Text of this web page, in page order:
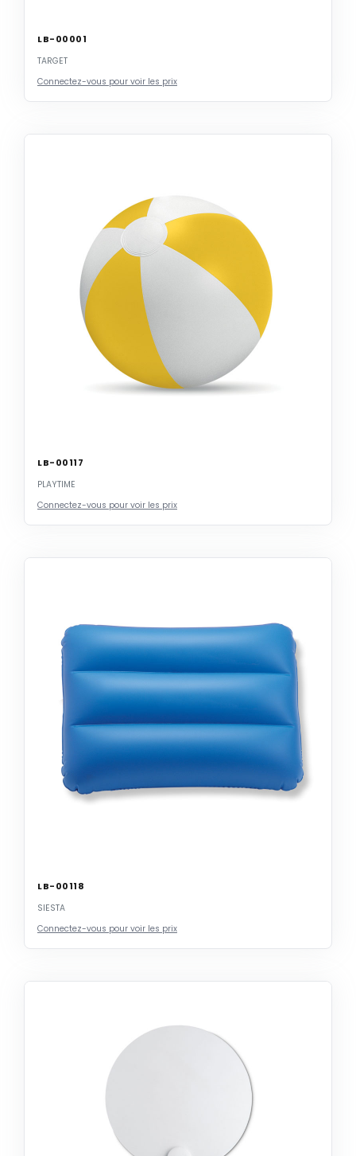
LB-00001
TARGET
Connectez-vous pour voir les prix
LB-00117
PLAYTIME
Connectez-vous pour voir les prix
LB-00118
SIESTA
Connectez-vous pour voir les prix